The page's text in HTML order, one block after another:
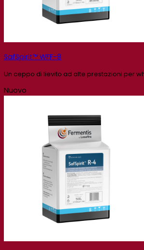
SafSpirit™ WFF-8
Un ceppo di lievito ad alte prestazioni per
Nuovo